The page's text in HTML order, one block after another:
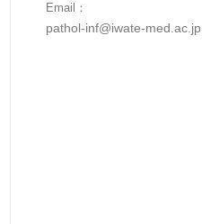
Email：
pathol-inf@iwate-med.ac.jp